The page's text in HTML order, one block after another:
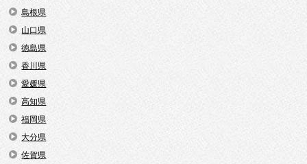
島根県
山口県
徳島県
香川県
愛媛県
高知県
福岡県
大分県
佐賀県